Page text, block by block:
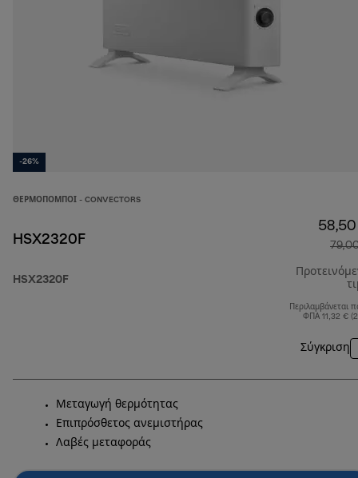
-26%
ΘΕΡΜΟΠΟΜΠΟΊ - CONVECTORS
HSX2320F
HSX2320F
Περιλαμβάνεται
ΦΠΑ 11,32 €
Σύγκριση
Μεταγωγή θερμότητας
Επιπρόσθετος ανεμιστήρας
Λαβές μεταφοράς